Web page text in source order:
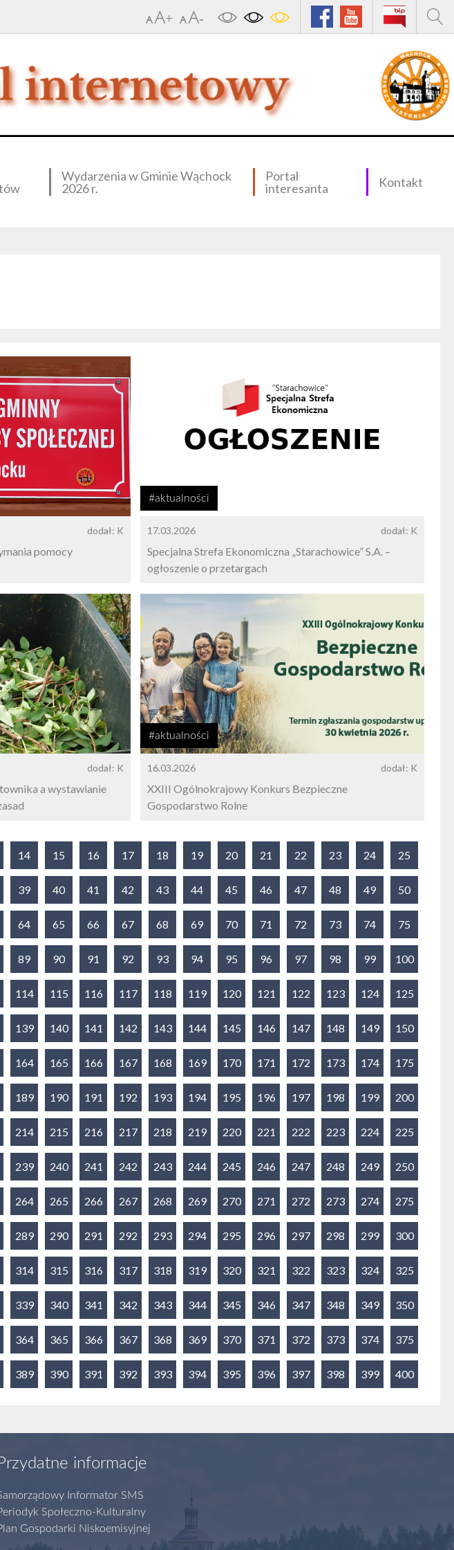
Wydarzenia w Gminie Wąchock
2026 r.
Portal
interesanta
Kontakt
dodał: K
pomocy
#aktualności
17.03.2026 dodał: K
Specjalna Strefa Ekonomiczna „Starachowice” S.A. –
ogłoszenie o przetargach
dodał: K
a wystawianie
#aktualności
16.03.2026 dodał: K
XXIII Ogólnokrajowy Konkurs Bezpieczne
Gospodarstwo Rolne
14 15 16 17 18 19 20 21 22 23 24 25
39 40 41 42 43 44 45 46 47 48 49 50
64 65 66 67 68 69 70 71 72 73 74 75
89 90 91 92 93 94 95 96 97 98 99 100
114 115 116 117 118 119 120 121 122 123 124 125
139 140 141 142 143 144 145 146 147 148 149 150
164 165 166 167 168 169 170 171 172 173 174 175
189 190 191 192 193 194 195 196 197 198 199 200
214 215 216 217 218 219 220 221 222 223 224 225
239 240 241 242 243 244 245 246 247 248 249 250
264 265 266 267 268 269 270 271 272 273 274 275
289 290 291 292 293 294 295 296 297 298 299 300
314 315 316 317 318 319 320 321 322 323 324 325
339 340 341 342 343 344 345 346 347 348 349 350
364 365 366 367 368 369 370 371 372 373 374 375
389 390 391 392 393 394 395 396 397 398 399 400
informacje
Informator SMS
Społeczno-Kulturalny
Gospodarki Niskoemisyjnej